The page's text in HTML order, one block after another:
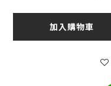
加入購物車